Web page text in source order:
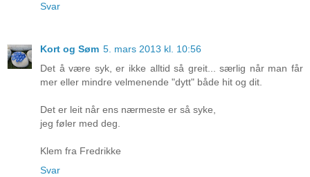
Svar
Kort og Søm 5. mars 2013 kl. 10:56
Det å være syk, er ikke alltid så greit... særlig når man får
mer eller mindre velmenende "dytt" både hit og dit.
Det er leit når ens nærmeste er så syke,
jeg føler med deg.
Klem fra Fredrikke
Svar